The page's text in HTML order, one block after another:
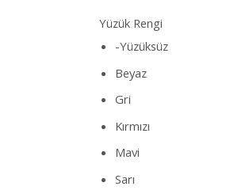
Yüzük Rengi
-Yüzüksüz
Beyaz
Gri
Kırmızı
Mavi
Sarı